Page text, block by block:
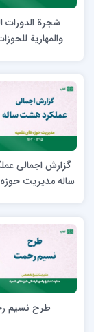
شجرة الدورات
والمهاریة
گزارش اجمالی
ساله مدیریت
طرح نسیم